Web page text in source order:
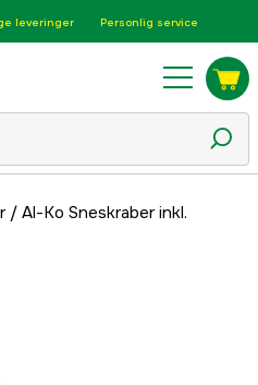
leveringer Personlig service
/ Al-Ko Sneskraber inkl.